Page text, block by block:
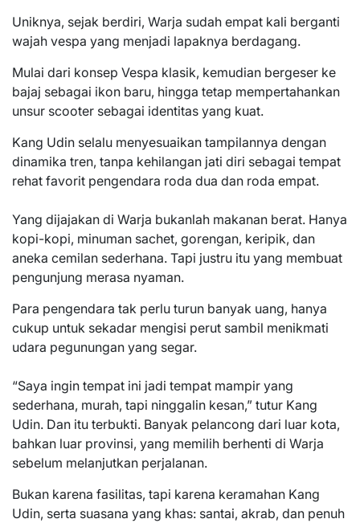
Uniknya, sejak berdiri, Warja sudah empat kali berganti
wajah vespa yang menjadi lapaknya berdagang.
Mulai dari konsep Vespa klasik, kemudian bergeser ke
bajaj sebagai ikon baru, hingga tetap mempertahankan
unsur scooter sebagai identitas yang kuat.
Kang Udin selalu menyesuaikan tampilannya dengan
dinamika tren, tanpa kehilangan jati diri sebagai tempat
rehat favorit pengendara roda dua dan roda empat.
Yang dijajakan di Warja bukanlah makanan berat. Hanya
kopi-kopi, minuman sachet, gorengan, keripik, dan
aneka cemilan sederhana. Tapi justru itu yang membuat
pengunjung merasa nyaman.
Para pengendara tak perlu turun banyak uang, hanya
cukup untuk sekadar mengisi perut sambil menikmati
udara pegunungan yang segar.
“Saya ingin tempat ini jadi tempat mampir yang
sederhana, murah, tapi ninggalin kesan,” tutur Kang
Udin. Dan itu terbukti. Banyak pelancong dari luar kota,
bahkan luar provinsi, yang memilih berhenti di Warja
sebelum melanjutkan perjalanan.
Bukan karena fasilitas, tapi karena keramahan Kang
Udin, serta suasana yang khas: santai, akrab, dan penuh